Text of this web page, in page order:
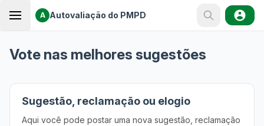
A Autovaliação do PMPD
Vote nas melhores sugestões
Sugestão, reclamação ou elogio
Aqui você pode postar uma nova sugestão, reclamação